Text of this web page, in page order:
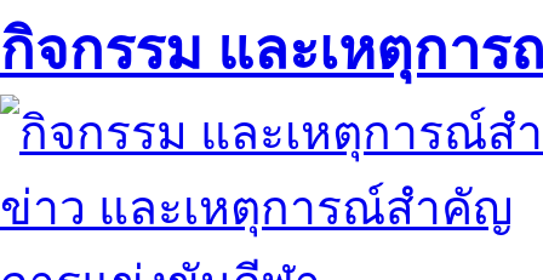
กิจกรรม และเหตุกา
ข่าว และเหตุการณ์สำคัญ